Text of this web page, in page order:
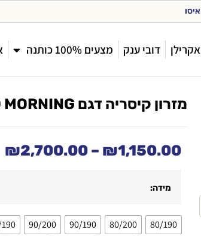
וףמפ
אקרילן דובי ענק מצעים 100% כותנה
מזרון קיסריה דגם GOOD MORNING גוד מורנינג
₪1,150.00
–
₪2,700.00
מידה:
80/190
80/200
90/190
90/200